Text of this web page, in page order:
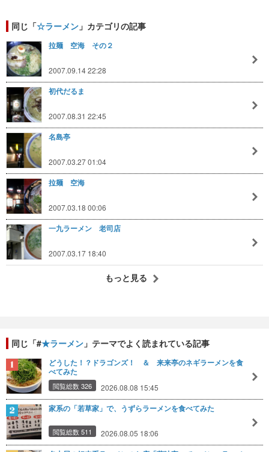
同じ「☆ラーメン 」カテゴリの記事
拉麺 空海 その２
2007.09.14 22:28
初代だるま
2007.08.31 22:45
名島亭
2007.03.27 01:04
拉麺 空海
2007.03.18 00:06
一九ラーメン 老司店
2007.03.17 18:40
もっと見る
同じ「#★ラーメン 」テーマでよく読まれている記事
どうした！？ドラゴンズ！ ＆ 来来亭のネギラーメンを食
べてみた
閲覧総数 326 2026.08.08 15:45
家系の「若草家」で、うずらラーメンを食べてみた
閲覧総数 511 2026.08.05 18:06